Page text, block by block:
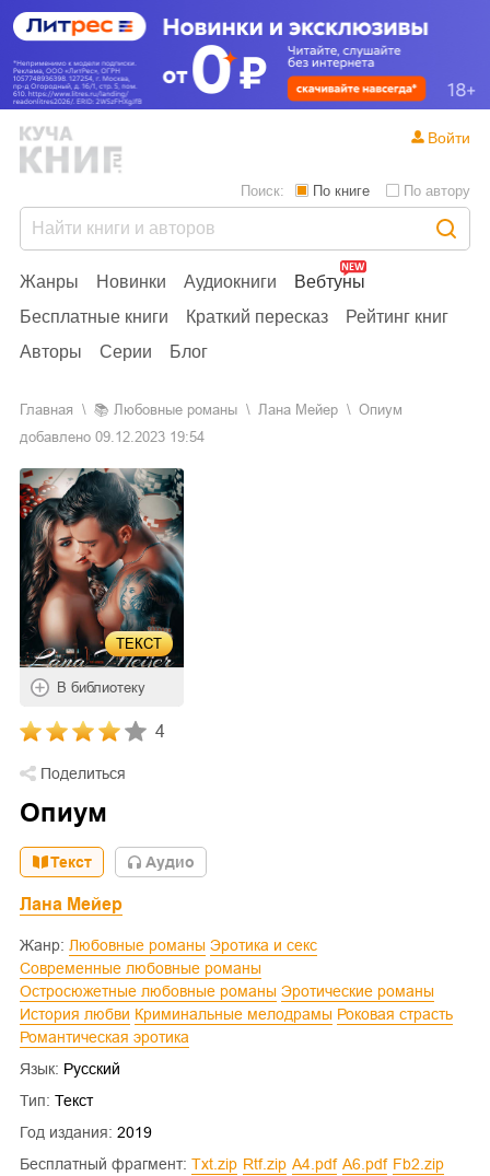
Жанры Новинки Аудиокниги
Вебтуны
Бесплатные книги
Краткий пересказ
Рейтинг книг
Авторы
Серии Блог
Поиск: По книге По автору
Войти
Главная 📚 любовные романы Лана Мейер
Опиум
добавлено 09.12.2023 19:54
ТЕКСТ
В библиотеку
4
Поделиться
Опиум
Текст Aудио
Лана Мейер
Жанр: Любовные романы
Эротика и секс
Современные любовные романы
Остросюжетные любовные романы
Эротические романы
История любви
Криминальные мелодрамы
Роковая страсть
Романтическая эротика
Язык: Русский
Тип: Текст
Год издания: 2019
Бесплатный фрагмент:
txt.zip rtf.zip a4.pdf a6.pdf
fb2.zip